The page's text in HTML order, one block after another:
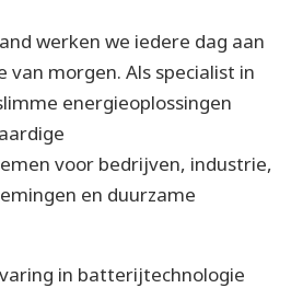
werken we iedere dag aan
morgen. Als specialist in
energieoplossingen
voor bedrijven, industrie,
en duurzame
in batterijtechnologie